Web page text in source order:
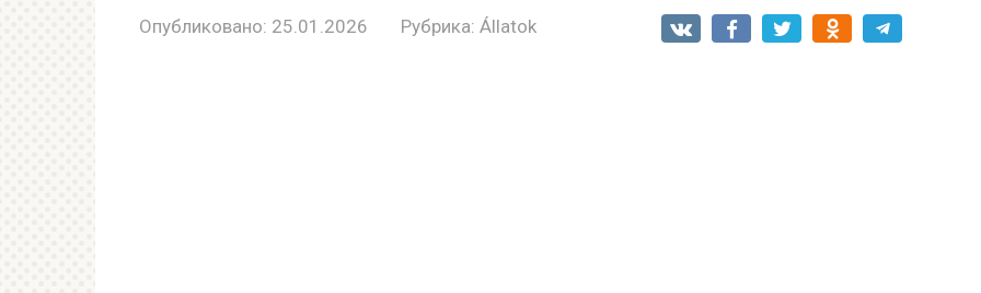
Опубликовано: 25.01.2026 Рубрика: Állatok